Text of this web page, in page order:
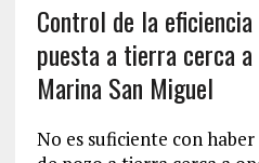
Control de la
puesta a tierra cerca a
Marina San Miguel
No es suficiente con